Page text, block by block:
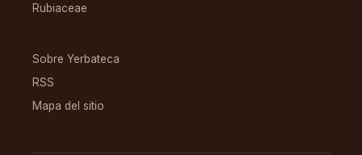
Rubiaceae
Sobre Yerbateca
RSS
Mapa del sitio